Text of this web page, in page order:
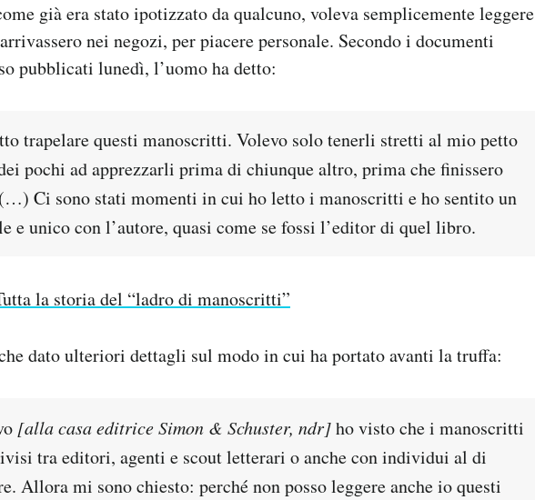
già era stato ipotizzato da qualcuno, voleva semplicemente leggere
nei negozi, per piacere personale. Secondo i documenti
pubblicati lunedì, l’uomo ha detto:
trapelare questi manoscritti. Volevo solo tenerli stretti al mio petto
pochi ad apprezzarli prima di chiunque altro, prima che finissero
Ci sono stati momenti in cui ho letto i manoscritti e ho sentito un
e unico con l’autore, quasi come se fossi l’editor di quel libro.
la storia del “ladro di manoscritti”
dato ulteriori dettagli sul modo in cui ha portato avanti la truffa:
[alla casa editrice Simon & Schuster, ndr]ho visto che i manoscritti
tra editori, agenti e scout letterari o anche con individui al di
Allora mi sono chiesto: perché non posso leggere anche io questi